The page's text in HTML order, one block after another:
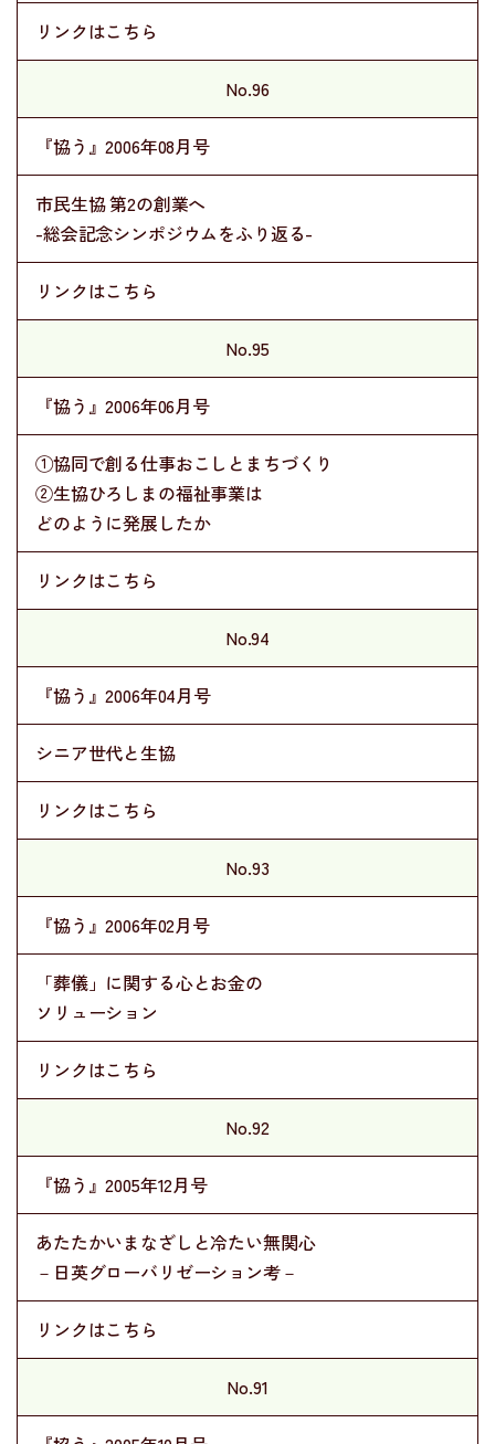
リンクはこちら
No.96
『協う』2006年08月号
市民生協 第2の創業へ
-総会記念シンポジウムをふり返る-
リンクはこちら
No.95
『協う』2006年06月号
①協同で創る仕事おこしとまちづくり
②生協ひろしまの福祉事業は
どのように発展したか
リンクはこちら
No.94
『協う』2006年04月号
シニア世代と生協
リンクはこちら
No.93
『協う』2006年02月号
「葬儀」に関する心とお金の
ソリューション
リンクはこちら
No.92
『協う』2005年12月号
あたたかいまなざしと冷たい無関心
－日英グローバリゼーション考－
リンクはこちら
No.91